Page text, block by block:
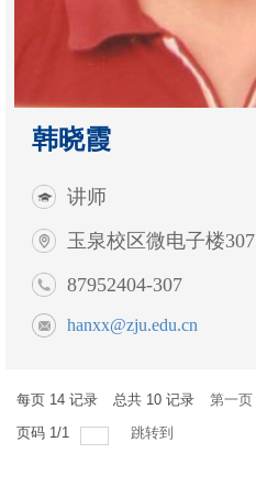
韩晓霞
讲师
玉泉校区微电子楼307
87952404-307
hanxx@zju.edu.cn
每页 14记录 总共 10记录 第一页
页码 1/1 跳转到